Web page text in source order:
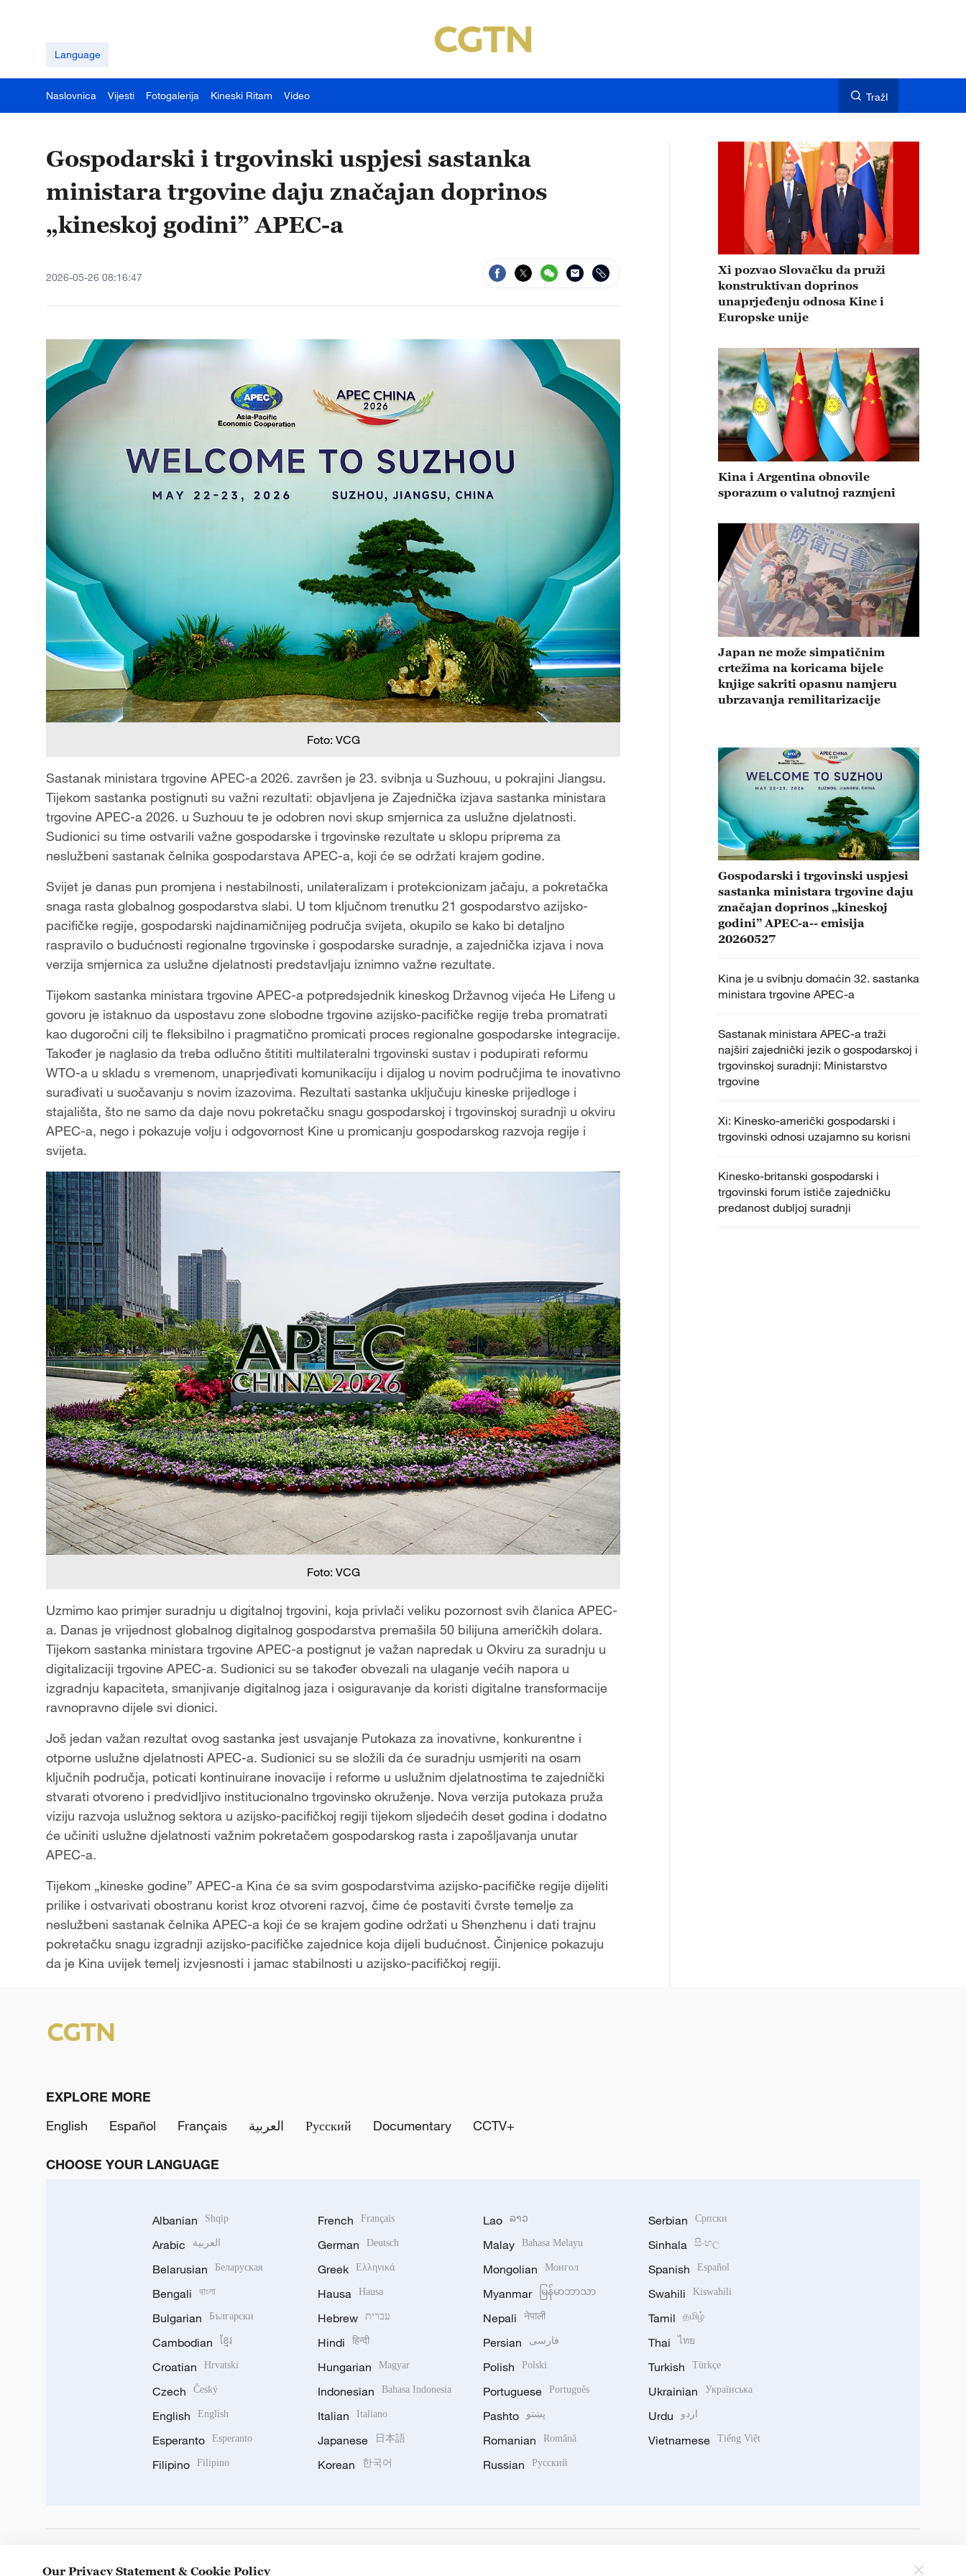
Language
Naslovnica Vijesti Fotogalerija Kineski Ritam Video TražI
Gospodarski i trgovinski uspjesi sastanka
ministara trgovine daju značajan doprinos
„kineskoj godini” APEC-a
2026-05-26 08:16:47
Foto: VCG
Sastanak ministara trgovine APEC-a 2026. završen je 23. svibnja u Suzhouu, u pokrajini Jiangsu.
Tijekom sastanka postignuti su važni rezultati: objavljena je Zajednička izjava sastanka ministara
trgovine APEC-a 2026. u Suzhouu te je odobren novi skup smjernica za uslužne djelatnosti.
Sudionici su time ostvarili važne gospodarske i trgovinske rezultate u sklopu priprema za
neslužbeni sastanak čelnika gospodarstava APEC-a, koji će se održati krajem godine.
Svijet je danas pun promjena i nestabilnosti, unilateralizam i protekcionizam jačaju, a pokretačka
snaga rasta globalnog gospodarstva slabi. U tom ključnom trenutku 21 gospodarstvo azijsko-
pacifičke regije, gospodarski najdinamičnijeg područja svijeta, okupilo se kako bi detaljno
raspravilo o budućnosti regionalne trgovinske i gospodarske suradnje, a zajednička izjava i nova
verzija smjernica za uslužne djelatnosti predstavljaju iznimno važne rezultate.
Tijekom sastanka ministara trgovine APEC-a potpredsjednik kineskog Državnog vijeća He Lifeng u
govoru je istaknuo da uspostavu zone slobodne trgovine azijsko-pacifičke regije treba promatrati
kao dugoročni cilj te fleksibilno i pragmatično promicati proces regionalne gospodarske integracije.
Također je naglasio da treba odlučno štititi multilateralni trgovinski sustav i podupirati reformu
WTO-a u skladu s vremenom, unaprjeđivati komunikaciju i dijalog u novim područjima te inovativno
surađivati u suočavanju s novim izazovima. Rezultati sastanka uključuju kineske prijedloge i
stajališta, što ne samo da daje novu pokretačku snagu gospodarskoj i trgovinskoj suradnji u okviru
APEC-a, nego i pokazuje volju i odgovornost Kine u promicanju gospodarskog razvoja regije i
svijeta.
Foto: VCG
Uzmimo kao primjer suradnju u digitalnoj trgovini, koja privlači veliku pozornost svih članica APEC-
a. Danas je vrijednost globalnog digitalnog gospodarstva premašila 50 bilijuna američkih dolara.
Tijekom sastanka ministara trgovine APEC-a postignut je važan napredak u Okviru za suradnju u
digitalizaciji trgovine APEC-a. Sudionici su se također obvezali na ulaganje većih napora u
izgradnju kapaciteta, smanjivanje digitalnog jaza i osiguravanje da koristi digitalne transformacije
ravnopravno dijele svi dionici.
Još jedan važan rezultat ovog sastanka jest usvajanje Putokaza za inovativne, konkurentne i
otporne uslužne djelatnosti APEC-a. Sudionici su se složili da će suradnju usmjeriti na osam
ključnih područja, poticati kontinuirane inovacije i reforme u uslužnim djelatnostima te zajednički
stvarati otvoreno i predvidljivo institucionalno trgovinsko okruženje. Nova verzija putokaza pruža
viziju razvoja uslužnog sektora u azijsko-pacifičkoj regiji tijekom sljedećih deset godina i dodatno
će učiniti uslužne djelatnosti važnim pokretačem gospodarskog rasta i zapošljavanja unutar
APEC-a.
Tijekom „kineske godine” APEC-a Kina će sa svim gospodarstvima azijsko-pacifičke regije dijeliti
prilike i ostvarivati obostranu korist kroz otvoreni razvoj, čime će postaviti čvrste temelje za
neslužbeni sastanak čelnika APEC-a koji će se krajem godine održati u Shenzhenu i dati trajnu
pokretačku snagu izgradnji azijsko-pacifičke zajednice koja dijeli budućnost. Činjenice pokazuju
da je Kina uvijek temelj izvjesnosti i jamac stabilnosti u azijsko-pacifičkoj regiji.
Xi pozvao Slovačku da pruži
konstruktivan doprinos
unaprjeđenju odnosa Kine i
Europske unije
Kina i Argentina obnovile
sporazum o valutnoj razmjeni
Japan ne može simpatičnim
crtežima na koricama bijele
knjige sakriti opasnu namjeru
ubrzavanja remilitarizacije
Gospodarski i trgovinski uspjesi
sastanka ministara trgovine daju
značajan doprinos „kineskoj
godini” APEC-a-- emisija
20260527
Kina je u svibnju domaćin 32. sastanka
ministara trgovine APEC-a
Sastanak ministara APEC-a traži
najširi zajednički jezik o gospodarskoj i
trgovinskoj suradnji: Ministarstvo
trgovine
Xi: Kinesko-američki gospodarski i
trgovinski odnosi uzajamno su korisni
Kinesko-britanski gospodarski i
trgovinski forum ističe zajedničku
predanost dubljoj suradnji
EXPLORE MORE
English
Español Français العربية Русский Documentary CCTV+
CHOOSE YOUR LANGUAGE
Albanian Shqip
Arabic العربية
Belarusian Беларуская
Bengali বাংলা
Bulgarian Български
Cambodian ខ្មែរ
Croatian Hrvatski
Czech Český
English English
Esperanto Esperanto
Filipino Filipino
French Français
German Deutsch
Greek Ελληνικά
Hausa Hausa
Hebrew עברית
Hindi हिन्दी
Hungarian Magyar
Indonesian Bahasa Indonesia
Italian Italiano
Japanese 日本語
Korean 한국어
Lao ລາວ
Malay Bahasa Melayu
Mongolian Монгол
Myanmar မြန်မာဘာသာ
Nepali नेपाली
Persian فارسی
Polish Polski
Portuguese Português
Pashto پښتو
Romanian Română
Russian Русский
Serbian Српски
Sinhala සිංහල
Spanish Español
Swahili Kiswahili
Tamil தமிழ்
Thai ไทย
Turkish Türkçe
Ukrainian Українська
Urdu اردو
Vietnamese Tiếng Việt
Our Privacy Statement & Cookie Policy